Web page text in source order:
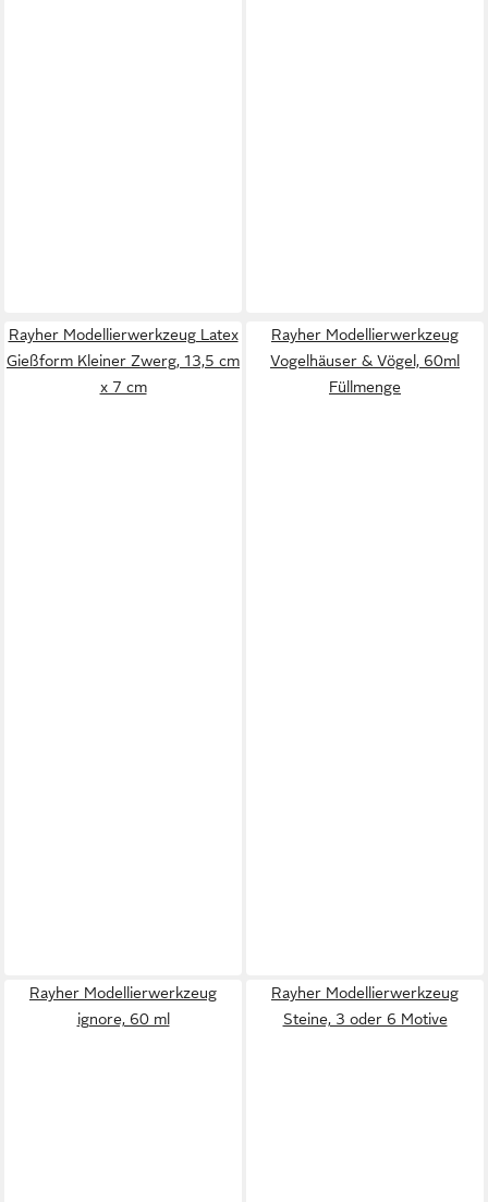
Rayher Modellierwerkzeug Latex
Gießform Kleiner Zwerg, 13,5 cm
x 7 cm
Rayher Modellierwerkzeug
Vogelhäuser & Vögel, 60ml
Füllmenge
Rayher Modellierwerkzeug
ignore, 60 ml
Rayher Modellierwerkzeug
Steine, 3 oder 6 Motive